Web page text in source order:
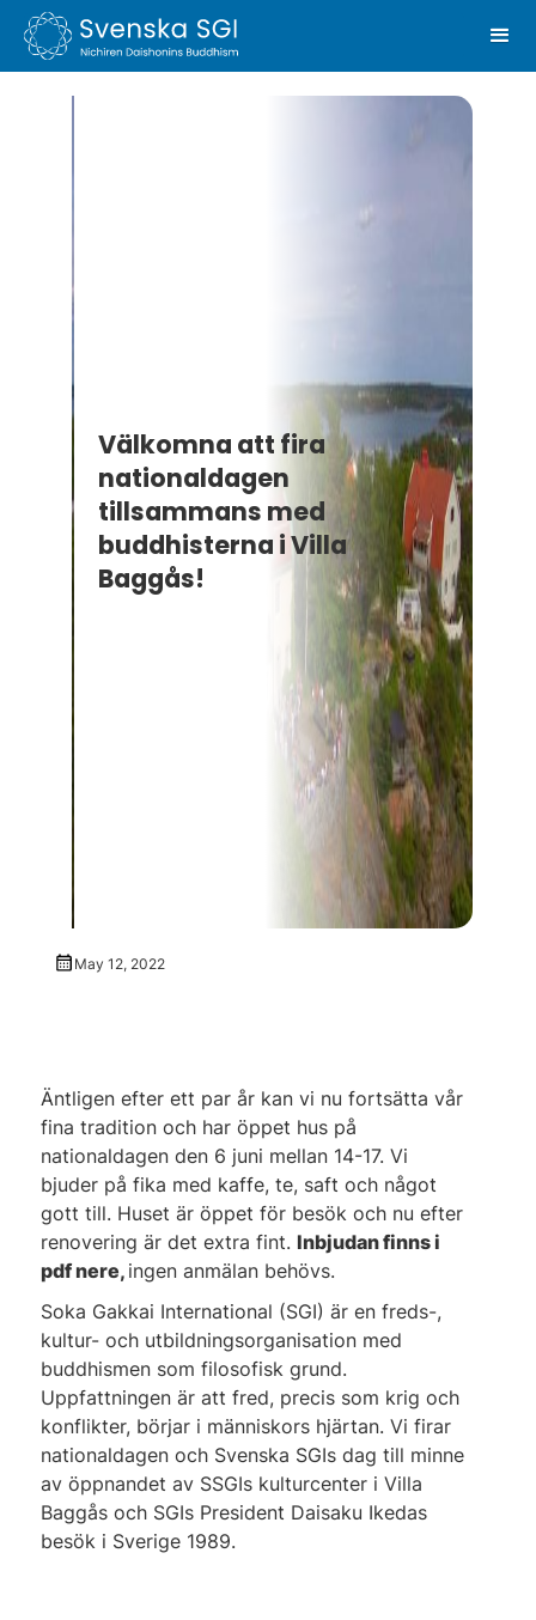
Välkomna att fira
nationaldagen
tillsammans med
buddhisterna i Villa
Baggås!
May 12, 2022
Äntligen efter ett par år kan vi nu fortsätta vår
fina tradition och har öppet hus på
nationaldagen den 6 juni mellan 14-17. Vi
bjuder på fika med kaffe, te, saft och något
gott till. Huset är öppet för besök och nu efter
renovering är det extra fint. Inbjudan finns i
pdf nere, ingen anmälan behövs.
Soka Gakkai International (SGI) är en freds-,
kultur- och utbildningsorganisation med
buddhismen som filosofisk grund.
Uppfattningen är att fred, precis som krig och
konflikter, börjar i människors hjärtan. Vi firar
nationaldagen och Svenska SGIs dag till minne
av öppnandet av SSGIs kulturcenter i Villa
Baggås och SGIs President Daisaku Ikedas
besök i Sverige 1989.